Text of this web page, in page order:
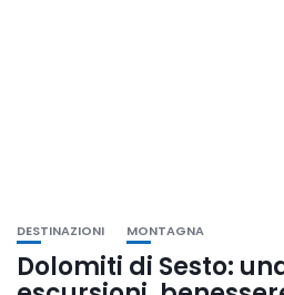
DESTINAZIONI MONTAGNA
Dolomiti di Sesto: